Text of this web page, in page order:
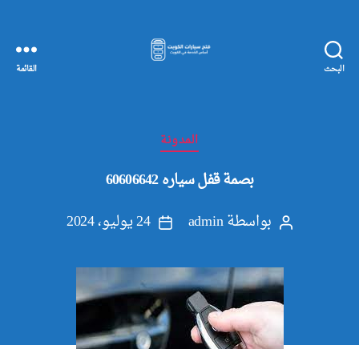
البحث
الكويت
القائمة
التصنيفاتالمدونة
بصمة قفل سياره 60606642
كاتببواسطةadmin
تاريخ
24 يوليو، 2024